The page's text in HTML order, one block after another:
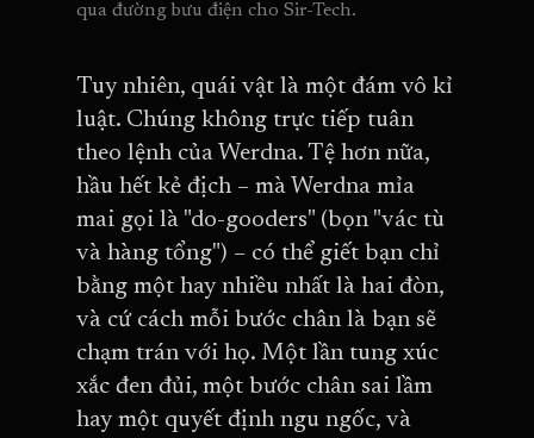
qua đường bưu điện cho Sir-Tech.
Tuy nhiên, quái vật là một đám vô kỉ
luật. Chúng không trực tiếp tuân
theo lệnh của Werdna. Tệ hơn nữa,
hầu hết kẻ địch – mà Werdna mỉa
mai gọi là "do-gooders" (bọn "vác tù
và hàng tổng") – có thể giết bạn chỉ
bằng một hay nhiều nhất là hai đòn,
và cứ cách mỗi bước chân là bạn sẽ
chạm trán với họ. Một lần tung xúc
xắc đen đủi, một bước chân sai lầm
hay một quyết định ngu ngốc, và